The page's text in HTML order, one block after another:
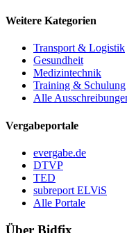
Weitere Kategorien
Transport & Logistik
Gesundheit
Medizintechnik
Training & Schulung
Alle
Vergabeportale
evergabe.de
DTVP
TED
subreport ELViS
Alle Portale
Über Bidfix